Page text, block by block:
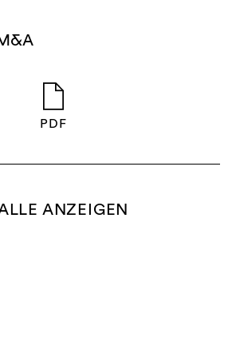
PDF
ANZEIGEN